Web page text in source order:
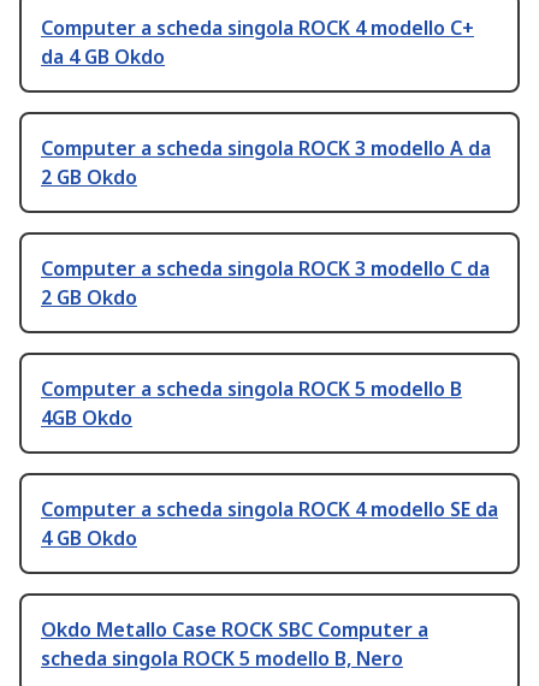
Computer a scheda singola ROCK 4 modello C+
da 4 GB Okdo
Computer a scheda singola ROCK 3 modello A da
2 GB Okdo
Computer a scheda singola ROCK 3 modello C da
2 GB Okdo
Computer a scheda singola ROCK 5 modello B
4GB Okdo
Computer a scheda singola ROCK 4 modello SE da
4 GB Okdo
Okdo Metallo Case ROCK SBC Computer a
scheda singola ROCK 5 modello B, Nero